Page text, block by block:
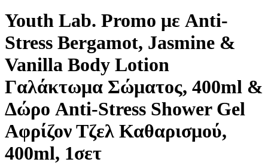
Youth Lab. Promo με Anti-
Stress Bergamot, Jasmine &
Vanilla Body Lotion
Γαλάκτωμα Σώματος, 400ml &
Δώρο Anti-Stress Shower Gel
Αφρίζον Τζελ Καθαρισμού,
400ml, 1σετ